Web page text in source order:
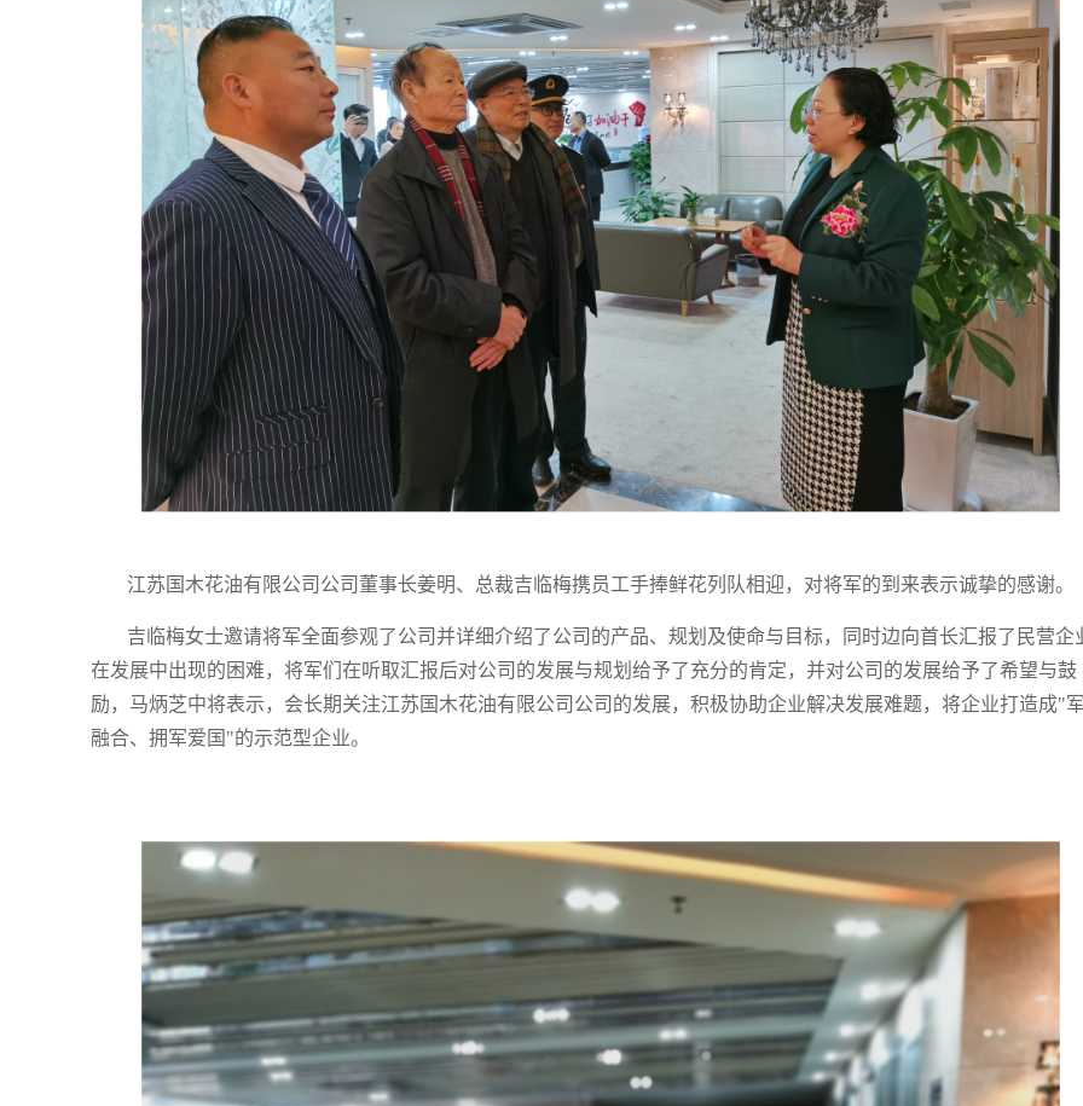
江苏国木花油有限公司公司董事长姜明、总裁吉临梅携员工手捧鲜花列队相迎，对将军的到来表示诚挚的感谢。
吉临梅女士邀请将军全面参观了公司并详细介绍了公司的产品、规划及使命与目标，同时边向首长汇报了民营企
在发展中出现的困难，将军们在听取汇报后对公司的发展与规划给予了充分的肯定，并对公司的发展给予了希望与鼓
励，马炳芝中将表示，会长期关注江苏国木花油有限公司公司的发展，积极协助企业解决发展难题，将企业打造成"
融合、拥军爱国"的示范型企业。